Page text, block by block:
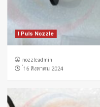
I Puls Nozzle
nozzleadmin
่16 สิงหาคม 2024